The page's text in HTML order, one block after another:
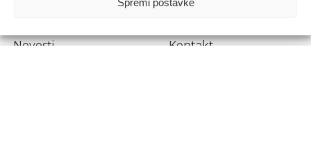
Prenošenje sadržaja dopušteno je uz navođenje izvora.
Novosti
Kontakt